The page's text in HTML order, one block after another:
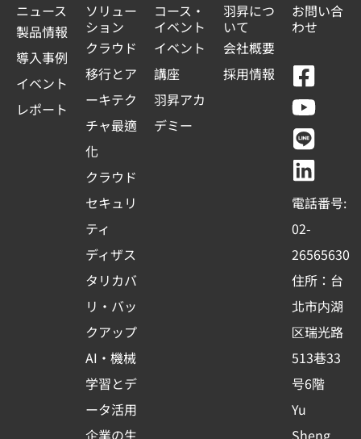
s
e
l
e
ニュース
製品情報
導入事例
イベント
レポート
ソリュー
ション
クラウド
移行とア
ーキテク
チャ最適
化
クラウド
セキュリ
ティ
ディザス
タリカバ
リ・バッ
クアップ
AI・機械
学習とデ
ータ活用
コース・
イベント
イベント
講座
羽昇アカ
デミー
羽昇につ
いて
会社概要
採用情報
お問い合
わせ
F
a
c
e
b
o
o
k
-
s
q
u
a
r
e
Y
o
u
t
u
b
e
L
i
n
e
L
i
n
k
e
d
i
n
電話番号:
02-
26565630
住所：台
北市内湖
区瑞光路
513巷33
号6階
Yu